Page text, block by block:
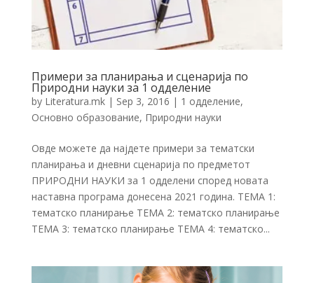
Примери за планирања и сценарија по
Природни науки за 1 одделение
by Literatura.mk| Sep 3, 2016 | 1 одделение,
Основно образование, Природни науки
Овде можете да најдете примери за тематски
планирања и дневни сценарија по предметот
ПРИРОДНИ НАУКИ за 1 одделени според новата
наставна програма донесена 2021 година. ТЕМА 1:
тематско планирање ТЕМА 2: тематско планирање
ТЕМА 3: тематско планирање ТЕМА 4: тематско...